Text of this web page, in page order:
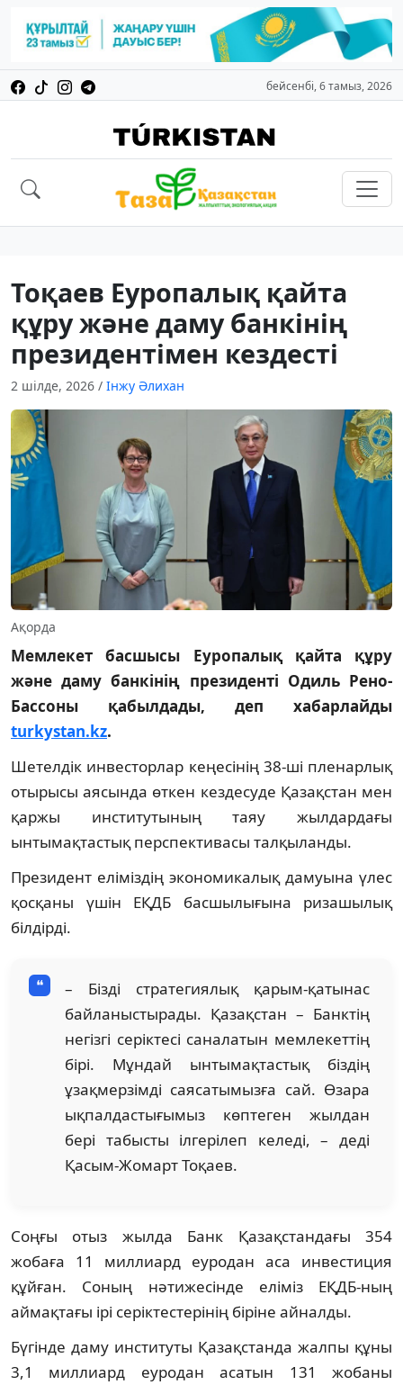
бейсенбі, 6 тамыз, 2026
Тоқаев Еуропалық қайта
құру және даму банкінің
президентімен кездесті
2 шілде, 2026 / Інжу Әлихан
Ақорда
Мемлекет басшысы Еуропалық қайта құру
және даму банкінің президенті Одиль Рено-
Бассоны қабылдады, деп хабарлайды
turkystan.kz.
Шетелдік инвесторлар кеңесінің 38-ші пленарлық
отырысы аясында өткен кездесуде Қазақстан мен
қаржы институтының таяу жылдардағы
ынтымақтастық перспективасы талқыланды.
Президент еліміздің экономикалық дамуына үлес
қосқаны үшін ЕҚДБ басшылығына ризашылық
білдірді.
– Бізді стратегиялық қарым-қатынас
байланыстырады. Қазақстан – Банктің
негізгі серіктесі саналатын мемлекеттің
бірі. Мұндай ынтымақтастық біздің
ұзақмерзімді саясатымызға сай. Өзара
ықпалдастығымыз көптеген жылдан
бері табысты ілгерілеп келеді, – деді
Қасым-Жомарт Тоқаев.
Соңғы отыз жылда Банк Қазақстандағы 354
жобаға 11 миллиард еуродан аса инвестиция
құйған. Соның нәтижесінде еліміз ЕҚДБ-ның
аймақтағы ірі серіктестерінің біріне айналды.
Бүгінде даму институты Қазақстанда жалпы құны
3,1 миллиард еуродан асатын 131 жобаны